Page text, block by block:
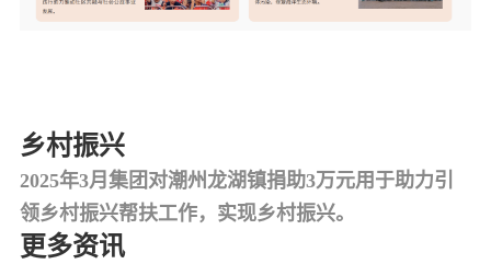
乡村振兴
2025年3月集团对潮州龙湖镇捐助3万元用于助力引
领乡村振兴帮扶工作，实现乡村振兴。
更多资讯